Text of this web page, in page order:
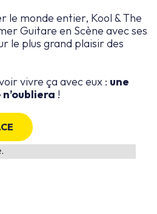
le monde entier, Kool & The
Guitare en Scène avec ses
le plus grand plaisir des
vivre ça avec eux : une
!